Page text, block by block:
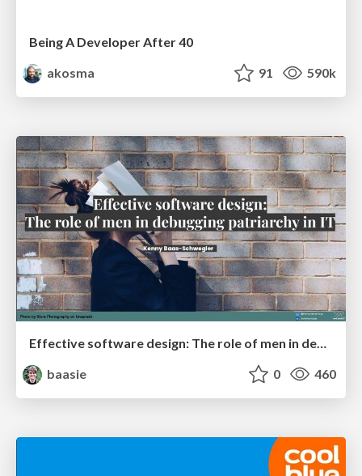
Being A Developer After 40
akosma
91 590k
Effective software design: The role of men in debugging patriarchy in IT @ Voxxed Days AMS
baasie
0 460